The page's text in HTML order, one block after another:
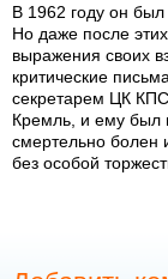
В 1962 году он
Но даже после
выражения своих
критические
секретарем ЦК
Кремль, и ему был
смертельно болен
без особой